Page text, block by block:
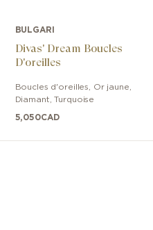
BULGARI
Divas' Dream Boucles
D'oreilles
Boucles d'oreilles Or jaune
Diamant, Turquoise
5,050CAD